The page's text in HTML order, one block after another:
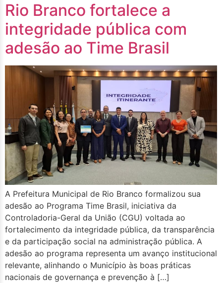
Rio Branco fortalece a
integridade pública com
adesão ao Time Brasil
A Prefeitura Municipal de Rio Branco formalizou sua
adesão ao Programa Time Brasil, iniciativa da
Controladoria-Geral da União (CGU) voltada ao
fortalecimento da integridade pública, da transparência
e da participação social na administração pública. A
adesão ao programa representa um avanço institucional
relevante, alinhando o Município às boas práticas
nacionais de governança e prevenção à […]